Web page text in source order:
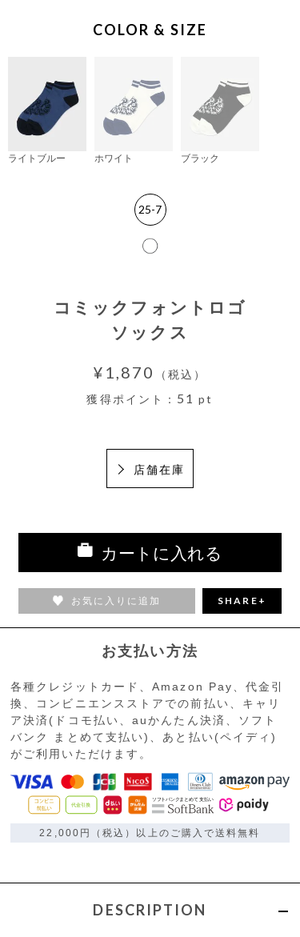
COLOR & SIZE
ライトブルー ホワイト ブラック
25-7
コミックフォントロゴ
ソックス
¥1,870
（税込）
獲得ポイント： 51 pt
店舗在庫
カートに入れる
お気に入りに追加 SHARE+
お支払い方法
各種クレジットカード、Amazon Pay、代金引
換、コンビニエンスストアでの前払い、キャリ
ア決済(ドコモ払い、auかんたん決済、ソフト
バンク まとめて支払い)、あと払い(ペイディ)
がご利用いただけます。
22,000円（税込）以上のご購入で送料無料
DESCRIPTION